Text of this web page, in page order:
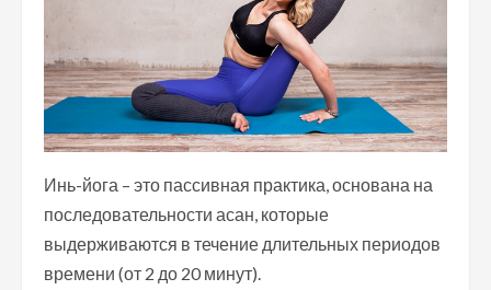
Инь-йога – это пассивная практика, основана на
последовательности асан, которые
выдерживаются в течение длительных периодов
времени (от 2 до 20 минут).